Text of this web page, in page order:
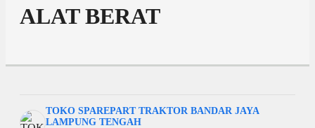
ALAT BERAT
TOKO SPAREPART TRAKTOR BANDAR JAYA
LAMPUNG TENGAH